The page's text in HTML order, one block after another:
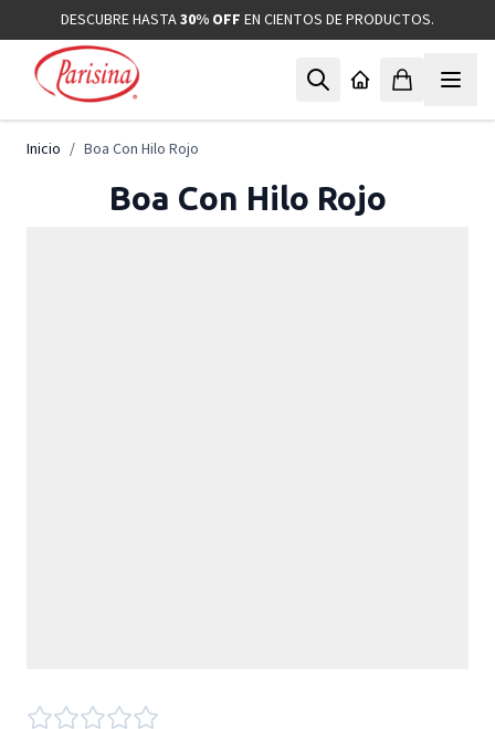
Ir al contenidoDESCUBRE HASTA30% OFF EN CIENTOS DE PRODUCTOS.
Inicio / Boa Con Hilo Rojo
Boa Con Hilo Rojo